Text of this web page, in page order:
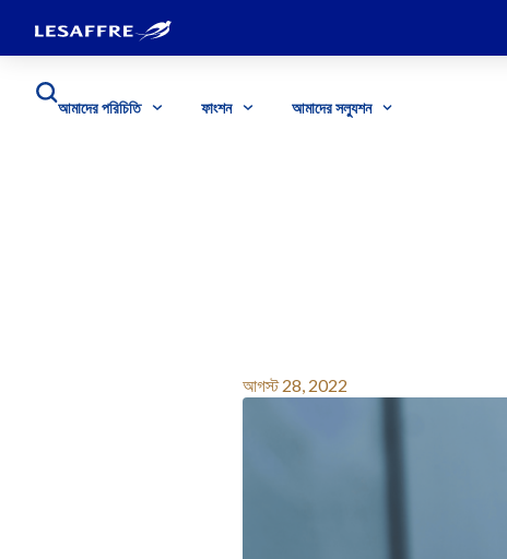
আমাদের পরিচিতি ফাংশন আমাদের সল্যুশন
আগস্ট 28, 2022